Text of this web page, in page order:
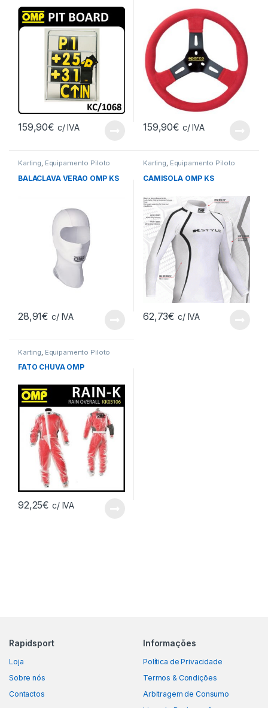
159,90€ c/ IVA 159,90€ c/ IVA
Karting, Equipamento Piloto
BALACLAVA VERAO OMP KS
28,91€ c/ IVA
Karting, Equipamento Piloto
CAMISOLA OMP KS
62,73€ c/ IVA
Karting Equipamento Piloto
FATO CHUVA OMP
92,25€ c/ IVA
Rapidsport
Loja
Sobre nós
Contactos
Informações
Política de Privacidade
Termos & Condições
Arbitragem de Consumo